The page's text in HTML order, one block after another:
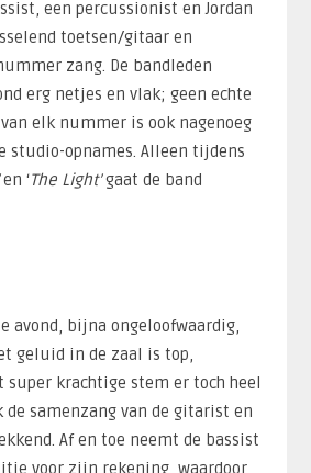
een percussionist en Jordan
toetsen/gitaar en
zang. De bandleden
erg netjes en vlak; geen echte
elk nummer is ook nagenoeg
studio-opnames. Alleen tijdens
en ‘The Light’gaat de band
avond, bijna ongeloofwaardig,
geluid in de zaal is top,
krachtige stem er toch heel
de samenzang van de gitarist en
Af en toe neemt de bassist
voor zijn rekening, waardoor